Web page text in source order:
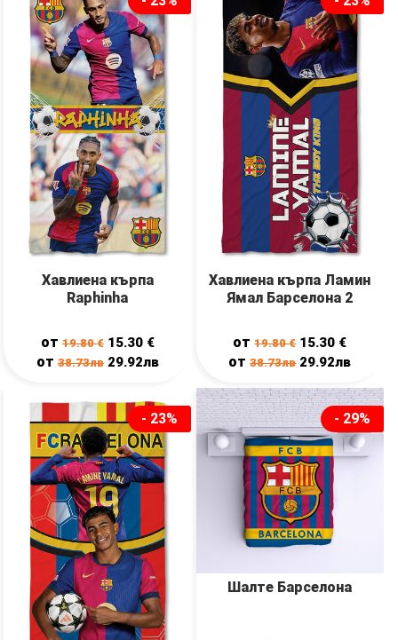
Хавлиена кърпа
Raphinha
от19.80€ 15.30 €
от38.73лв 29.92лв
Хавлиена кърпа Ламин
Ямал Барселона 2
от19.80€ 15.30 €
от38.73лв 29.92лв
- 23% - 29%
Шалте Барселона